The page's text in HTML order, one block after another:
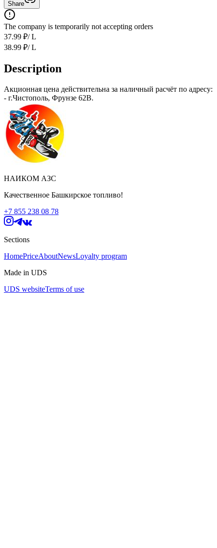
Share
The company is temporarily not accepting orders
37.99 ₽/ L
38.99 ₽/ L
Description
Акционная цена действительна за наличный расчёт по адресу:
- г.Чистополь, Фрунзе 62В.
НАИКОМ АЗС
Качественное Башкирское топливо!
+7 855 238 08 78
Sections
HomePriceAboutNewsLoyalty program
Made in UDS
UDS websiteTerms of use